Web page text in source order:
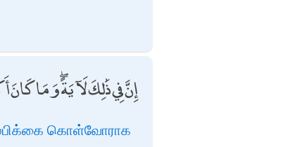
إِنَّ فِي ذَٰلِكَ لَآيَةً ۖ وَمَا
கொள்வோராக